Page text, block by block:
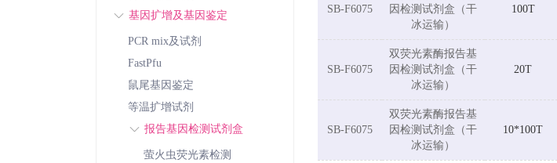
基因扩增及基因鉴定
PCR mix及试剂
FastPfu
鼠尾基因鉴定
等温扩增试剂
报告基因检测试剂盒
萤火虫荧光素检测
SB-F6075
因检测试剂盒（干
冰运输）
100T
SB-F6075
双荧光素酶报告基
因检测试剂盒（干
冰运输）
20T
SB-F6075
双荧光素酶报告基
因检测试剂盒（干
冰运输）
10*100T